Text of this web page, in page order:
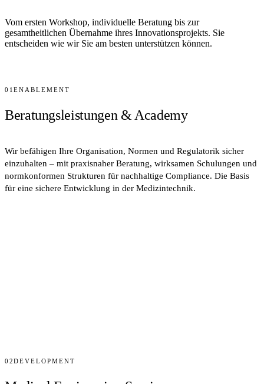
Vom ersten Workshop, individuelle Beratung bis zur
gesamtheitlichen Übernahme ihres Innovationsprojekts. Sie
entscheiden wie wir Sie am besten unterstützen können.
01ENABLEMENT
Beratungsleistungen & Academy
Wir befähigen Ihre Organisation, Normen und Regulatorik sicher
einzuhalten – mit praxisnaher Beratung, wirksamen Schulungen und
normkonformen Strukturen für nachhaltige Compliance. Die Basis
für eine sichere Entwicklung in der Medizintechnik.
02DEVELOPMENT